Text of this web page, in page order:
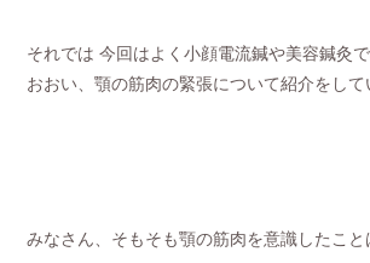
それでは 今回はよく小顔電流鍼や美容鍼灸
おおい、顎の筋肉の緊張について紹介をして
みなさん、そもそも顎の筋肉を意識したこと